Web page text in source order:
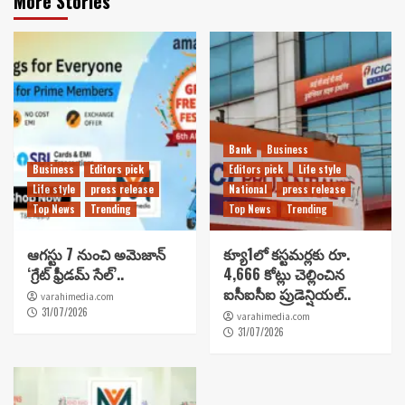
Business
Editors pick
Life style
press release
Top News
Trending
ఆగస్టు 7 నుంచి అమెజాన్
‘గ్రేట్ ఫ్రీడమ్ సేల్’..
varahimedia.com
31/07/2026
Bank
Business
Editors pick
Life style
National
press release
Top News
Trending
క్యూ1లో కస్టమర్లకు రూ.
4,666 కోట్లు చెల్లించిన
ఐసీఐసీఐ ప్రుడెన్షియల్..
varahimedia.com
31/07/2026